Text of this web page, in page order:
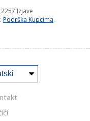
Izjave
Podrška Kupcima.